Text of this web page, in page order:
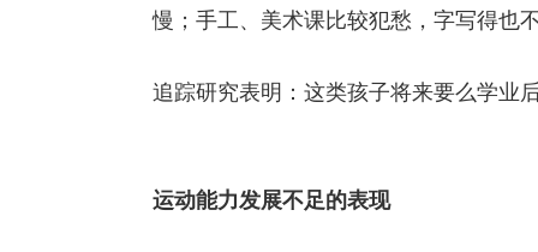
慢；手工、美术课比较犯愁，字写得也
追踪研究表明：这类孩子将来要么学业
运动能力发展不足的表现